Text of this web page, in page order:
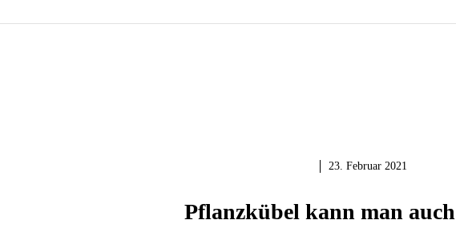
23. Februar 2021
Pflanzkübel kann man